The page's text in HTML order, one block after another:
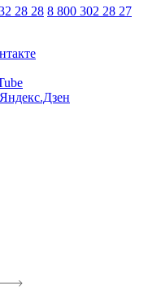
28 28 8 800 302 28 27